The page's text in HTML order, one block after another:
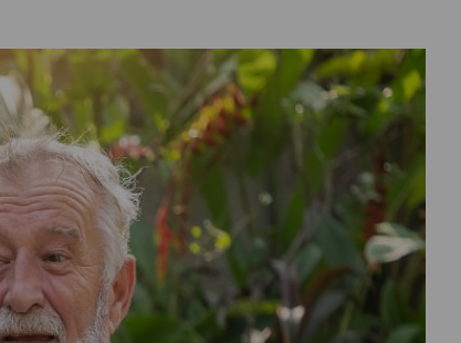
استعلام
محاسبه
آنلاین
درباره